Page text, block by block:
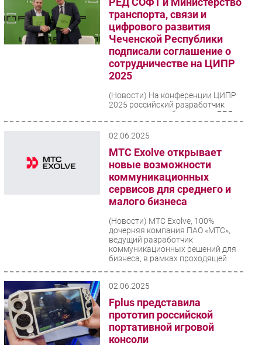
транспорта, связи и
цифрового развития
Чеченской Республики
подписали соглашение о
сотрудничестве на ЦИПР
2025
(Новости) На конференции ЦИПР
2025 российский разработчик
программного обеспечения РЕД
СОФТ и Минтранссвязи Чеченской
Республики заключили
соглашение...
02.06.2025
МТС Exolve открывает
новые возможности
коммуникационных
сервисов для среднего и
малого бизнеса
(Новости) МТС Exolve, 100%
дочерняя компания ПАО «МТС»,
ведущий разработчик
коммуникационных решений для
бизнеса, в рамках проходящей
02.06.2025
Fplus представила
прототип российской
портативной игровой
консоли